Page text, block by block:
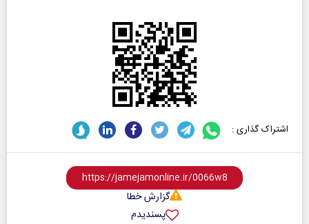
اشتراک گذاری :
گزارش خطا
پسندیدم